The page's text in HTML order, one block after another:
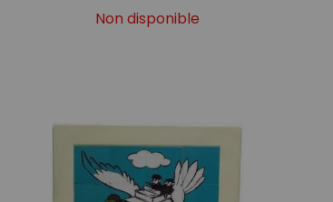
Non disponible